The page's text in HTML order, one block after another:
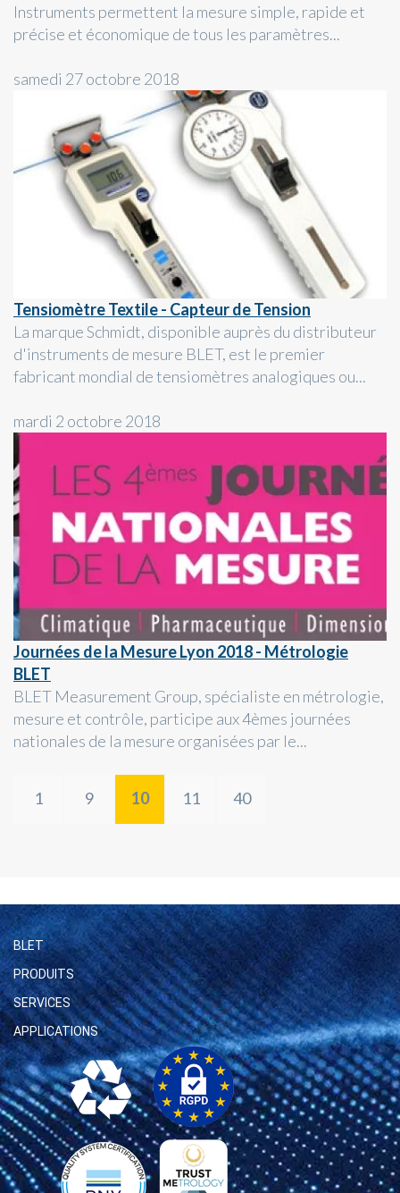
Instruments permettent la mesure simple, rapide et
précise et économique de tous les paramètres...
samedi 27 octobre 2018
Tensiomètre Textile - Capteur de Tension
La marque Schmidt, disponible auprès du distributeur
d'instruments de mesure BLET, est le premier
fabricant mondial de tensiomètres analogiques ou...
mardi 2 octobre 2018
Journées de la Mesure Lyon 2018 - Métrologie
BLET
BLET Measurement Group, spécialiste en métrologie,
mesure et contrôle, participe aux 4èmes journées
nationales de la mesure organisées par le...
1 9 10 11 40
BLET
PRODUITS
SERVICES
APPLICATIONS